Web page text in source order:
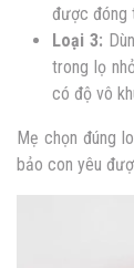
được đóng
Loại 3:
trong lọ
có độ vô
Mẹ chọn đúng
bảo con yêu